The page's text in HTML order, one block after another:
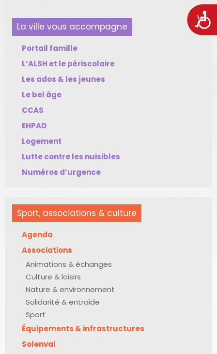
La ville vous accompagne
Portail famille
L’ALSH et le périscolaire
Les ados & les jeunes
Le bel âge
CCAS
EHPAD
Logement
Lutte contre les nuisibles
Numéros d’urgence
Sport, associations & culture
Agenda
Associations
Animations & échanges
Culture & loisirs
Nature & environnement
Solidarité & entraide
Sport
Équipements & infrastructures
Solenval